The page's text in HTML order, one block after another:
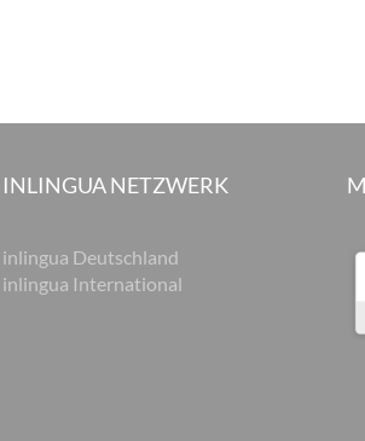
INLINGUA NETZWERK
inlingua Deutschland
inlingua International